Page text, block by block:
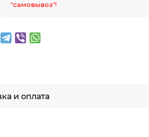
"самовывоз"!
и оплата